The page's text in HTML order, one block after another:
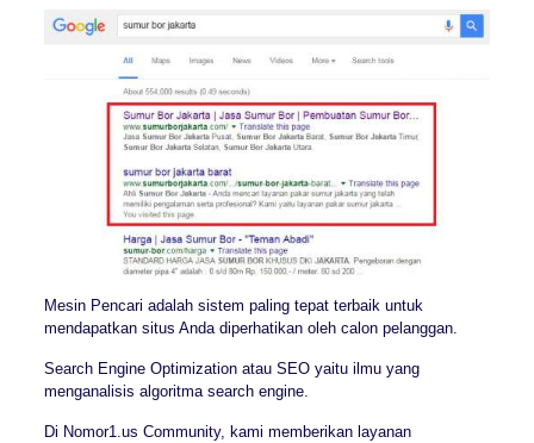
Mesin Pencari adalah sistem paling tepat terbaik untuk
mendapatkan situs Anda diperhatikan oleh calon pelanggan.
Search Engine Optimization atau SEO yaitu ilmu yang
menganalisis algoritma search engine.
Di Nomor1.us Community, kami memberikan layanan